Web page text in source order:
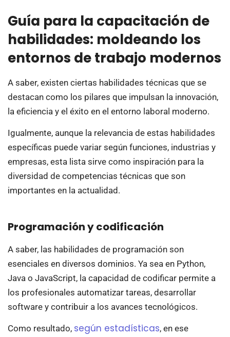
Guía para la capacitación de
habilidades: moldeando los
entornos de trabajo modernos
A saber, existen ciertas habilidades técnicas que se
destacan como los pilares que impulsan la innovación,
la eficiencia y el éxito en el entorno laboral moderno.
Igualmente, aunque la relevancia de estas habilidades
específicas puede variar según funciones, industrias y
empresas, esta lista sirve como inspiración para la
diversidad de competencias técnicas que son
importantes en la actualidad.
Programación y codificación
A saber, las habilidades de programación son
esenciales en diversos dominios. Ya sea en Python,
Java o JavaScript, la capacidad de codificar permite a
los profesionales automatizar tareas, desarrollar
software y contribuir a los avances tecnológicos.
Como resultado, según estadísticas, en ese